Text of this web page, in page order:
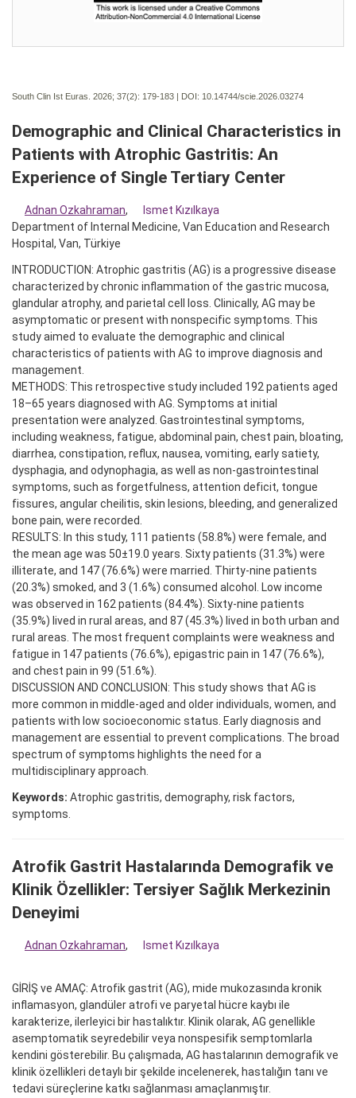
South Clin Ist Euras. 2026; 37(2): 179-183 | DOI: 10.14744/scie.2026.03274
Demographic and Clinical Characteristics in
Patients with Atrophic Gastritis: An
Experience of Single Tertiary Center
Adnan Ozkahraman,
Ismet Kızılkaya
Department of Internal Medicine, Van Education and Research
Hospital, Van, Türkiye
INTRODUCTION: Atrophic gastritis (AG) is a progressive disease
characterized by chronic inflammation of the gastric mucosa,
glandular atrophy, and parietal cell loss. Clinically, AG may be
asymptomatic or present with nonspecific symptoms. This
study aimed to evaluate the demographic and clinical
characteristics of patients with AG to improve diagnosis and
management.
METHODS: This retrospective study included 192 patients aged
18–65 years diagnosed with AG. Symptoms at initial
presentation were analyzed. Gastrointestinal symptoms,
including weakness, fatigue, abdominal pain, chest pain, bloating,
diarrhea, constipation, reflux, nausea, vomiting, early satiety,
dysphagia, and odynophagia, as well as non-gastrointestinal
symptoms, such as forgetfulness, attention deficit, tongue
fissures, angular cheilitis, skin lesions, bleeding, and generalized
bone pain, were recorded.
RESULTS: In this study, 111 patients (58.8%) were female, and
the mean age was 50±19.0 years. Sixty patients (31.3%) were
illiterate, and 147 (76.6%) were married. Thirty-nine patients
(20.3%) smoked, and 3 (1.6%) consumed alcohol. Low income
was observed in 162 patients (84.4%). Sixty-nine patients
(35.9%) lived in rural areas, and 87 (45.3%) lived in both urban and
rural areas. The most frequent complaints were weakness and
fatigue in 147 patients (76.6%), epigastric pain in 147 (76.6%),
and chest pain in 99 (51.6%).
DISCUSSION AND CONCLUSION: This study shows that AG is
more common in middle-aged and older individuals, women, and
patients with low socioeconomic status. Early diagnosis and
management are essential to prevent complications. The broad
spectrum of symptoms highlights the need for a
multidisciplinary approach.
Keywords: Atrophic gastritis, demography, risk factors,
symptoms.
Atrofik Gastrit Hastalarında Demografik ve
Klinik Özellikler: Tersiyer Sağlık Merkezinin
Deneyimi
Adnan Ozkahraman, Ismet Kızılkaya
GİRİŞ ve AMAÇ: Atrofik gastrit (AG), mide mukozasında kronik
inflamasyon, glandüler atrofi ve paryetal hücre kaybı ile
karakterize, ilerleyici bir hastalıktır. Klinik olarak, AG genellikle
asemptomatik seyredebilir veya nonspesifik semptomlarla
kendini gösterebilir. Bu çalışmada, AG hastalarının demografik ve
klinik özellikleri detaylı bir şekilde incelenerek, hastalığın tanı ve
tedavi süreçlerine katkı sağlanması amaçlanmıştır.